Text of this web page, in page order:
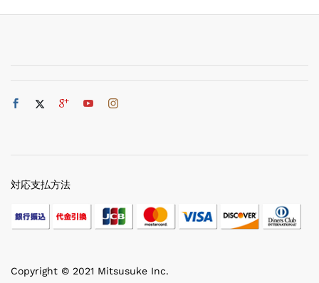
Copyright © 2021 Mitsusuke Inc.
対応支払方法